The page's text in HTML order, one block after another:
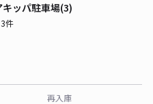
ッパ駐車場(3)
件
再入庫